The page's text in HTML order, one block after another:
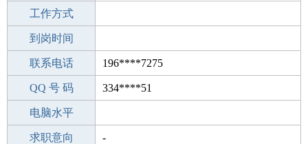
工作经验
工作方式
驾 照
到岗时间
期望月薪
联系电话 196****7275
手机号码 196****7275
QQ 号 码 334****51
微信号码
电脑水平
外语水平
求职意向 -